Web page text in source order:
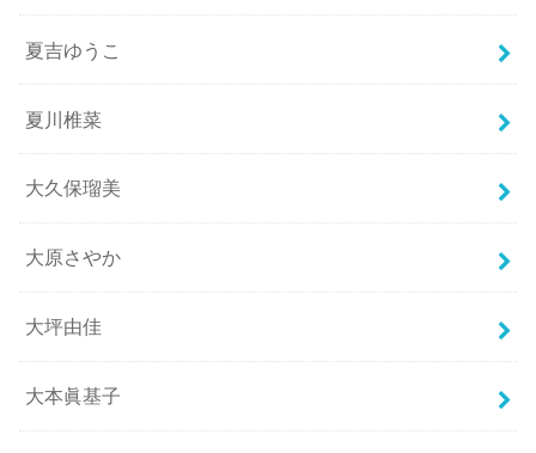
夏吉ゆうこ
夏川椎菜
大久保瑠美
大原さやか
大坪由佳
大本眞基子